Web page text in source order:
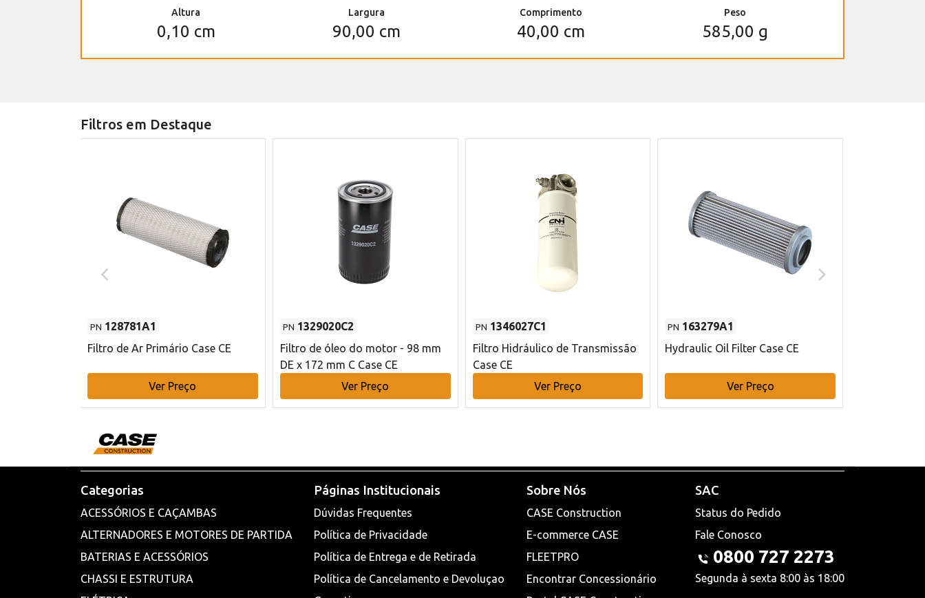
Altura
0,10 cm
Largura
90,00 cm
Comprimento
40,00 cm
Peso
585,00 g
Filtros em Destaque
PN 128781A1
Filtro de Ar Primário Case CE
Ver Preço
PN 1329020C2
Filtro de óleo do motor - 98 mm
DE x 172 mm C Case CE
Ver Preço
PN 1346027C1
Filtro Hidráulico de Transmissão
Case CE
Ver Preço
PN 163279A1
Hydraulic Oil Filter Case CE
Ver Preço
Categorias
ACESSÓRIOS E CAÇAMBAS
ALTERNADORES E MOTORES DE PARTIDA
BATERIAS E ACESSÓRIOS
CHASSI E ESTRUTURA
Páginas Institucionais
Dúvidas Frequentes
Política de Privacidade
Política de Entrega e de Retirada
Política de Cancelamento e Devoluçao
Sobre Nós
CASE Construction
E-commerce CASE
FLEETPRO
Encontrar Concessionário
SAC
Status do Pedido
Fale Conosco
0800 727 2273
Segunda à sexta 8:00 às 18:00